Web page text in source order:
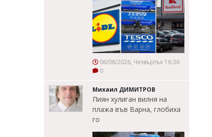
06/08/2026, Четвъртък 16:36
0
Михаил ДИМИТРОВ
Пиян хулиган вилня на
плажа във Варна, глобиха
го